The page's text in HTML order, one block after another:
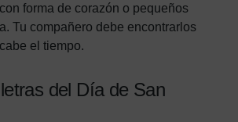
forma de corazón o pequeños
Tu compañero debe encontrarlos
el tiempo.
del Día de San